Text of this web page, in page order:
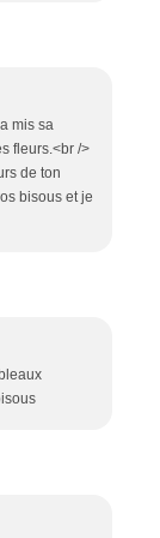
mis sa
fleurs.<br />
de ton
bisous et je